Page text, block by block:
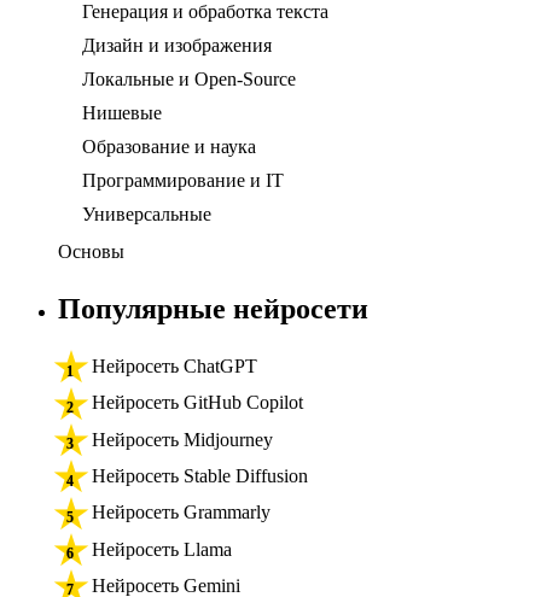
Генерация и обработка текста
Дизайн и изображения
Локальные и Open-Source
Нишевые
Образование и наука
Программирование и IT
Универсальные
Основы
Популярные нейросети
Нейросеть ChatGPT
Нейросеть GitHub Copilot
Нейросеть Midjourney
Нейросеть Stable Diffusion
Нейросеть Grammarly
Нейросеть Llama
Нейросеть Gemini